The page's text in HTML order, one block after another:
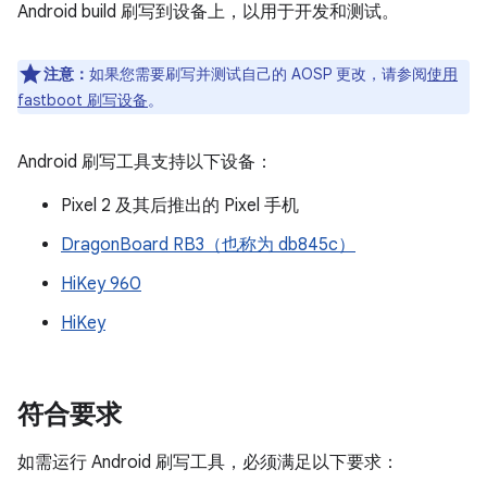
Android build 刷写到设备上，以用于开发和测试。
注意： 如果您需要刷写并测试自己的 AOSP 更改，请参阅使用
fastboot 刷写设备。
Android 刷写工具支持以下设备：
Pixel 2 及其后推出的 Pixel 手机
DragonBoard RB3（也称为 db845c）
HiKey 960
HiKey
符合要求
如需运行 Android 刷写工具，必须满足以下要求：